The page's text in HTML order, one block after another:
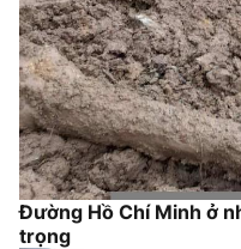
Đường Hồ Chí Minh ở
trọng